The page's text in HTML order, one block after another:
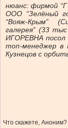
нюанс: фирмой
ООО “Зелёный
“Вояж-Крым”
галерея” (33
ИГОРЕВНА посол
топ-менеджер в
Кузнецов с
Что скажете, Аноним?